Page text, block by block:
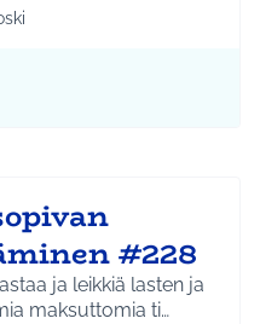
Kehittämisverkosto -
#228
ja leikkiä lasten ja
maksuttomia ti…